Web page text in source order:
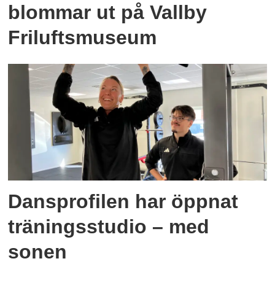
blommar ut på Vallby
Friluftsmuseum
Dansprofilen har öppnat
träningsstudio – med
sonen